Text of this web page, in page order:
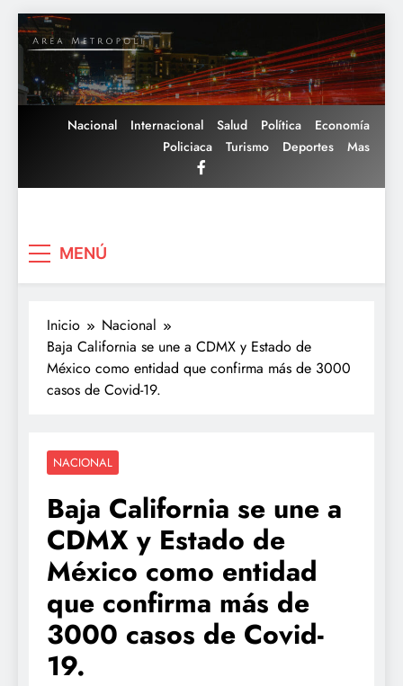
Saltar
al
contenido
Nacional Internacional Salud Política
Economía
Policiaca
Turismo Deportes Mas
MENÚ
Inicio
Nacional
Baja California se une a CDMX y Estado de
México como entidad que confirma más de 3000
casos de Covid-19.
NACIONAL
Baja California se une a
CDMX y Estado de
México como entidad
que confirma más de
3000 casos de Covid-
19.